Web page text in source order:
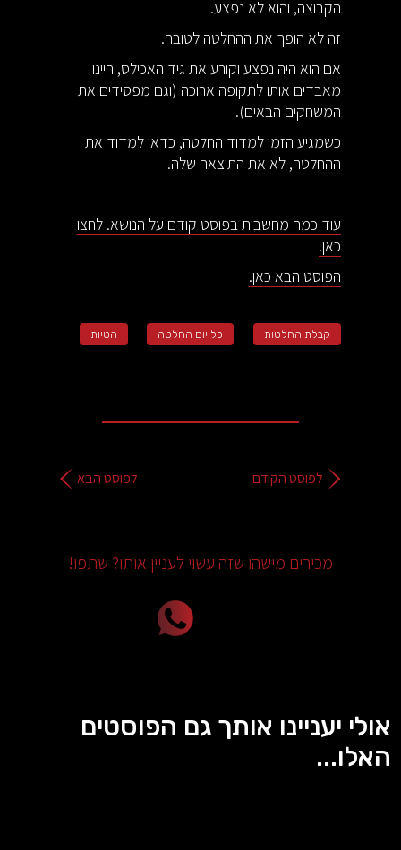
הקבוצה, והוא לא נפצע.
זה לא הופך את ההחלטה לטובה.
אם הוא היה נפצע וקורע את גיד האכילס, היינו
מאבדים אותו לתקופה ארוכה (וגם מפסידים את
המשחקים הבאים).
כשמגיע הזמן למדוד החלטה, כדאי למדוד את
ההחלטה, לא את התוצאה שלה.
עוד כמה מחשבות בפוסט קודם על הנושא. לחצו
כאן.
הפוסט הבא כאן.
קבלת החלטות כל יום החלטה הטיות
לפוסט הקודם לפוסט הבא
מכירים מישהו שזה עשוי לעניין אותו? שתפו!
אולי יעניינו אותך גם הפוסטים
האלו...